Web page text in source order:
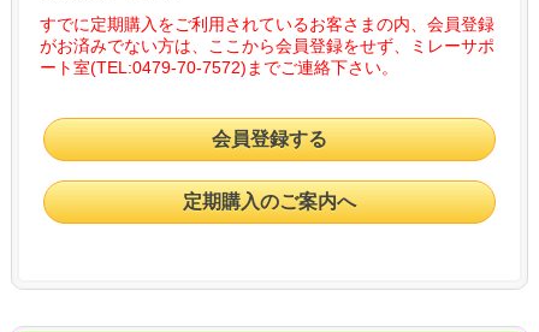
すでに定期購入をご利用されているお客さまの内、会員登録
がお済みでない方は、ここから会員登録をせず、ミレーサポ
ート室(TEL:0479-70-7572)までご連絡下さい。
会員登録する
定期購入のご案内へ